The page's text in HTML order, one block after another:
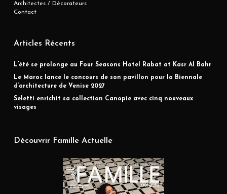
Architectes / Décorateurs
Contact
Articles Récents
L’été se prolonge au Four Seasons Hotel Rabat at Kasr Al Bahr
Le Maroc lance le concours de son pavillon pour la Biennale
d’architecture de Venise 2027
Seletti enrichit sa collection Canopie avec cinq nouveaux
visages
Découvrir Famille Actuelle